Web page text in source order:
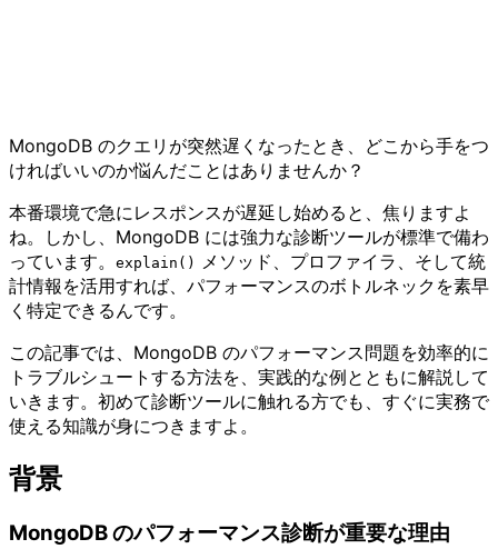
MongoDB のクエリが突然遅くなったとき、どこから手をつ
ければいいのか悩んだことはありませんか？
本番環境で急にレスポンスが遅延し始めると、焦りますよ
ね。しかし、MongoDB には強力な診断ツールが標準で備わ
っています。
explain()
メソッド、プロファイラ、そして統
計情報を活用すれば、パフォーマンスのボトルネックを素早
く特定できるんです。
この記事では、MongoDB のパフォーマンス問題を効率的に
トラブルシュートする方法を、実践的な例とともに解説して
いきます。初めて診断ツールに触れる方でも、すぐに実務で
使える知識が身につきますよ。
背景
MongoDB のパフォーマンス診断が重要な理由